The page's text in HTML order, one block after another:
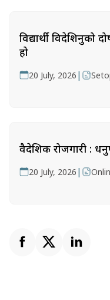
विद्यार्थी
हो
20 July, 2026 |
वैदेशिक रोजगारी :
20 July, 2026 |